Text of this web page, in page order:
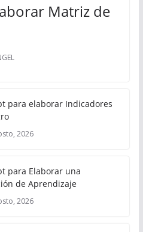
Matriz de
para elaborar Indicadores
2026
para Elaborar una
de Aprendizaje
2026